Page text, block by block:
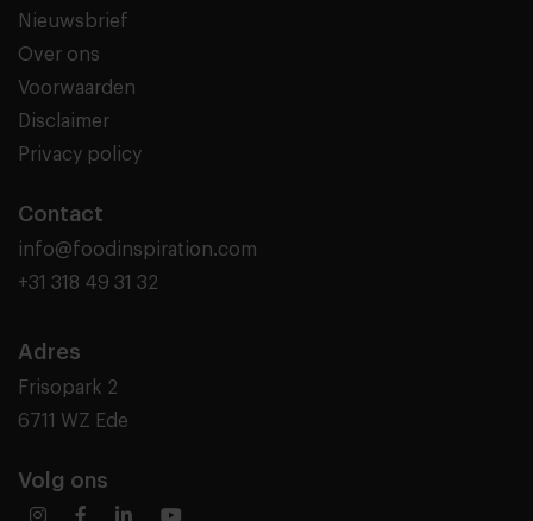
Nieuwsbrief
Over ons
Voorwaarden
Disclaimer
Privacy policy
Contact
info@foodinspiration.com
+31 318 49 31 32
Adres
Frisopark 2
6711 WZ Ede
Volg ons